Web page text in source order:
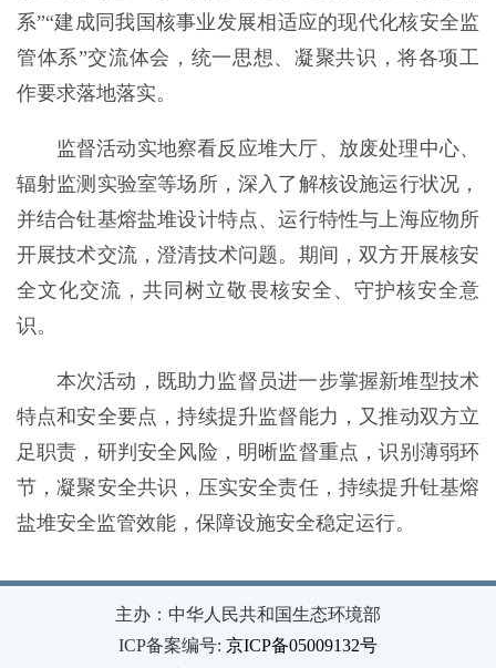
系”“建成同我国核事业发展相适应的现代化核安全监
管体系”交流体会，统一思想、凝聚共识，将各项工
作要求落地落实。
监督活动实地察看反应堆大厅、放废处理中心、
辐射监测实验室等场所，深入了解核设施运行状况，
并结合钍基熔盐堆设计特点、运行特性与上海应物所
开展技术交流，澄清技术问题。期间，双方开展核安
全文化交流，共同树立敬畏核安全、守护核安全意
识。
本次活动，既助力监督员进一步掌握新堆型技术
特点和安全要点，持续提升监督能力，又推动双方立
足职责，研判安全风险，明晰监督重点，识别薄弱环
节，凝聚安全共识，压实安全责任，持续提升钍基熔
盐堆安全监管效能，保障设施安全稳定运行。
主办：中华人民共和国生态环境部
ICP备案编号: 京ICP备05009132号